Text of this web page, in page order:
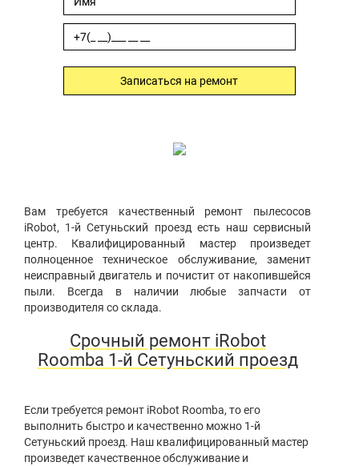
Записаться на ремонт
Вам требуется качественный ремонт пылесосов
iRobot, 1-й Сетуньский проезд есть наш сервисный
центр. Квалифицированный мастер произведет
полноценное техническое обслуживание, заменит
неисправный двигатель и почистит от накопившейся
пыли. Всегда в наличии любые запчасти от
производителя со склада.
Срочный ремонт iRobot
Roomba 1-й Сетуньский проезд
Если требуется ремонт iRobot Roomba, то его
выполнить быстро и качественно можно 1-й
Сетуньский проезд. Наш квалифицированный мастер
произведет качественное обслуживание и